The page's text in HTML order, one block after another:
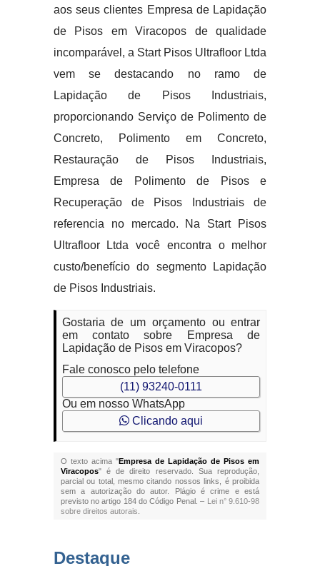
aos seus clientes Empresa de Lapidação
de Pisos em Viracopos de qualidade
incomparável, a Start Pisos Ultrafloor Ltda
vem se destacando no ramo de
Lapidação de Pisos Industriais,
proporcionando Serviço de Polimento de
Concreto, Polimento em Concreto,
Restauração de Pisos Industriais,
Empresa de Polimento de Pisos e
Recuperação de Pisos Industriais de
referencia no mercado. Na Start Pisos
Ultrafloor Ltda você encontra o melhor
custo/benefício do segmento Lapidação
de Pisos Industriais.
Gostaria de um orçamento ou entrar
em contato sobre Empresa de
Lapidação de Pisos em Viracopos?
Fale conosco pelo telefone
(11) 93240-0111
Ou em nosso WhatsApp
Clicando aqui
O texto acima "Empresa de Lapidação de Pisos em
Viracopos" é de direito reservado. Sua reprodução,
parcial ou total, mesmo citando nossos links, é proibida
sem a autorização do autor. Plágio é crime e está
previsto no artigo 184 do Código Penal. – Lei n° 9.610-98
sobre direitos autorais
Destaque